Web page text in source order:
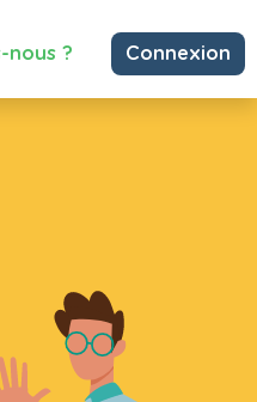
nous ? Connexion